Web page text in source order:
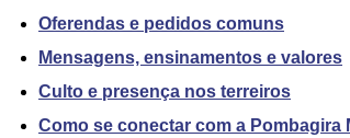
Oferendas e pedidos comuns
Mensagens, ensinamentos e valores
Culto e presença nos terreiros
Como se conectar com a Pombagira